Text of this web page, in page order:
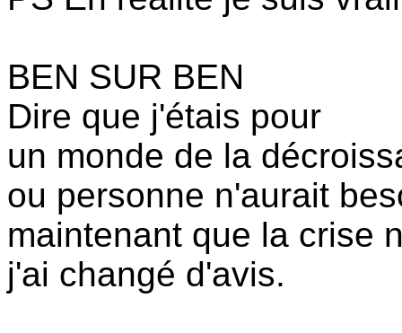
BEN SUR BEN
Dire que j'étais pour
un monde de la
ou personne n'aurait
maintenant que la crise
j'ai changé d'avis.